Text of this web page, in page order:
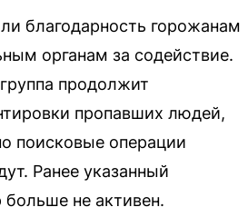
благодарность горожанам
органам за содействие.
продолжит
пропавших людей,
поисковые операции
Ранее указанный
не активен.